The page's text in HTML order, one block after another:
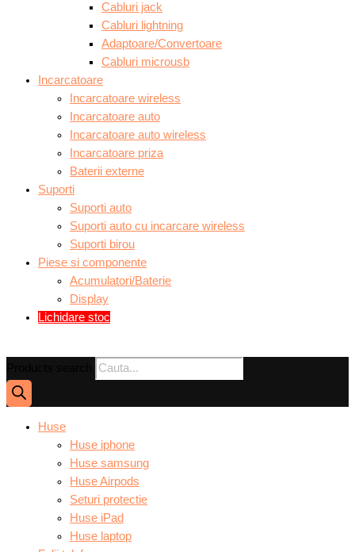
Cabluri jack
Cabluri lightning
Adaptoare/Convertoare
Cabluri microusb
Incarcatoare
Incarcatoare wireless
Incarcatoare auto
Incarcatoare auto wireless
Incarcatoare priza
Baterii externe
Suporti
Suporti auto
Suporti auto cu incarcare wireless
Suporti birou
Piese si componente
Acumulatori/Baterie
Display
Lichidare stoc
Huse
Huse iphone
Huse samsung
Huse Airpods
Seturi protectie
Huse iPad
Huse laptop